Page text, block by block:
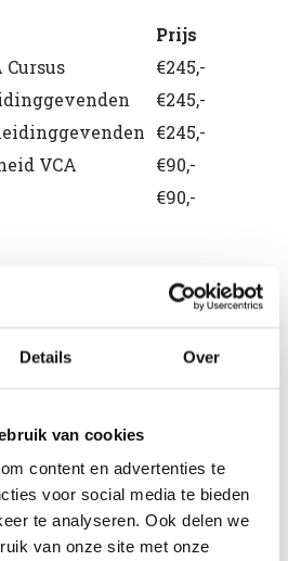
Details Over
van cookies
content en advertenties te
voor social media te bieden
te analyseren. Ook delen we
van onze site met onze
Prijs
€245,-
€245,-
€245,-
VCA
€90,-
€90,-
v.a. €245,-
Prijs
en reachtruck
v.a. €250,-